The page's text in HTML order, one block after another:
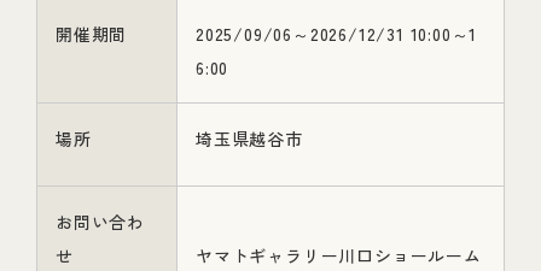
開催期間
2025/09/06～2026/12/31 10:00～1
6:00
場所 埼玉県越谷市
お問い合わ
せ
ヤマトギャラリー川口ショールーム